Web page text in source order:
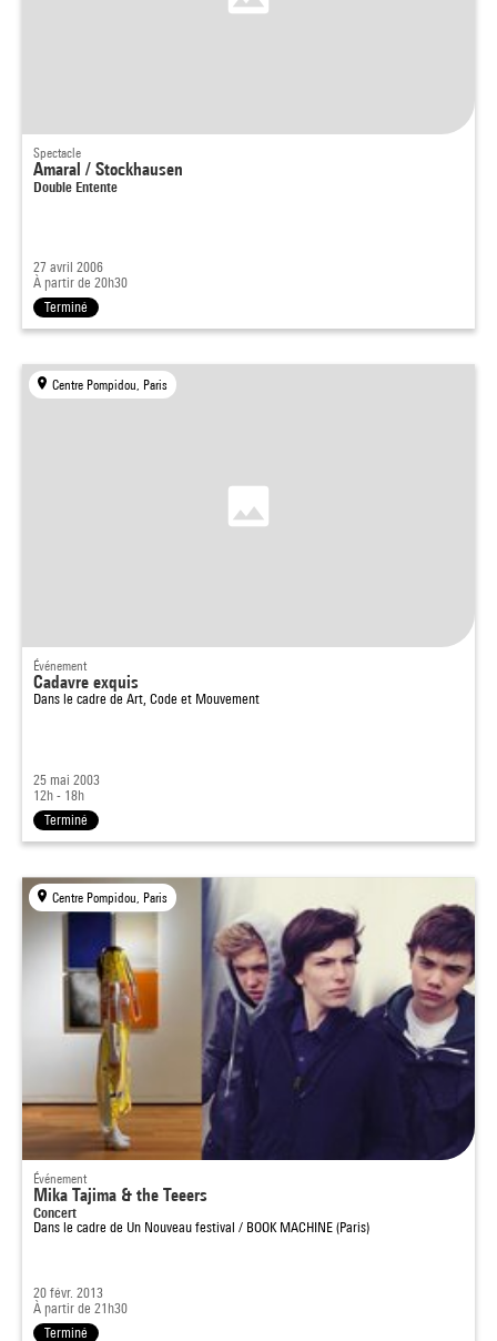
Spectacle
Amaral / Stockhausen
Double Entente
27 avril 2006
À partir de 20h30
Terminé
Centre Pompidou, Paris
Événement
Cadavre exquis
Dans le cadre de Art, Code et Mouvement
25 mai 2003
12h - 18h
Terminé
Centre Pompidou, Paris
Événement
Mika Tajima & the Teeers
Concert
Dans le cadre de Un Nouveau festival / BOOK MACHINE (Paris)
20 févr. 2013
À partir de 21h30
Terminé